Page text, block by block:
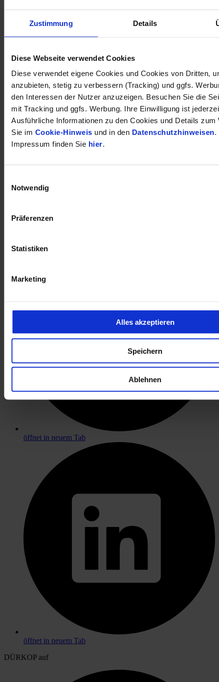
Zustimmung Details
Diese Webseite verwendet Cookies
Diese verwendet eigene Cookies und Cookies von Dritten,
anzubieten, stetig zu verbessern (Tracking) und ggfs.
den Interessen der Nutzer anzuzeigen. Besuchen Sie die
mit Tracking und ggfs. Werbung. Ihre Einwilligung ist
Ausführliche Informationen zu den Cookies und Details zum
Sie im Cookie-Hinweis und in den Datenschutzhinweisen.
Impressum finden Sie hier.
Notwendig
Präferenzen
Statistiken
Marketing
Alles akzeptieren
Speichern
Ablehnen
öffnet in neuem Tab
öffnet in neuem Tab
DÜRKOP auf